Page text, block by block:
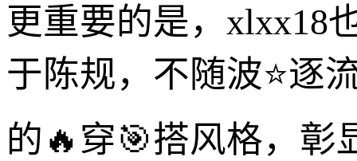
更重要的是，xlxx18
于陈规，不随波⭐逐
的🔥穿🎯搭风格，彰